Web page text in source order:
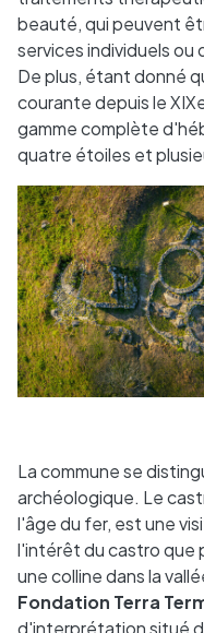
beauté, qui peuvent
services individuels ou
De plus, étant donné
courante depuis le
gamme complète
quatre étoiles et
La commune se
archéologique. Le
l'âge du fer, est une
l'intérêt du castro que
une colline dans la
Fondation Terra
d'interprétation situé